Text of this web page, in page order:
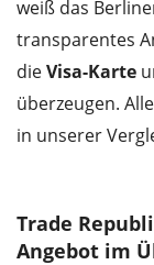
weiß das
transparentes
dieVisa-Karte
überzeugen.
in unserer
Trade
Angebot im